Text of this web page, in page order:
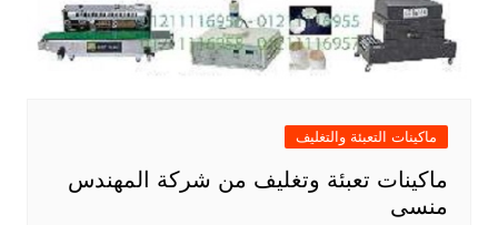
ماكينات التعبئة والتغليف
ماكينات تعبئة وتغليف من شركة المهندس
منسى